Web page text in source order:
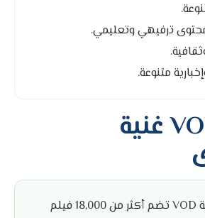
ترفيهي وتعليمي.
متنوعة.
مكتبة VOD غنية
تشمل الباقة مكتبة VOD تضم أكثر من 18,000 فيلم